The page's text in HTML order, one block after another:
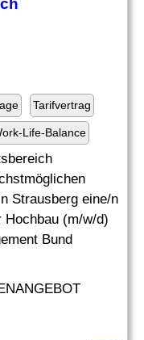
Tarifvertrag
Life-Balance
Strausberg eine/n
(m/w/d)
Bund